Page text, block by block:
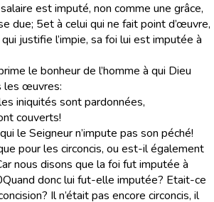
est imputé, non comme une grâce,
due; 5et à celui qui ne fait point d’œuvre,
justifie l’impie, sa foi lui est imputée à
le bonheur de l’homme à qui Dieu
les œuvres:
iniquités sont pardonnées,
couverts!
le Seigneur n’impute pas son péché!
pour les circoncis, ou est-il également
nous disons que la foi fut imputée à
Quand donc lui fut-elle imputée? Etait-ce
Il n’était pas encore circoncis, il